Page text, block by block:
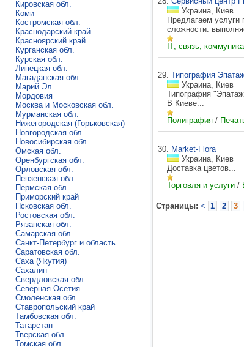
Кировская обл.
Коми
Костромская обл.
Краснодарский край
Красноярский край
Курганская обл.
Курская обл.
Липецкая обл.
Магаданская обл.
Марий Эл
Мордовия
Москва и Московская обл.
Мурманская обл.
Нижегородская (Горьковская)
Новгородская обл.
Новосибирская обл.
Омская обл.
Оренбургская обл.
Орловская обл.
Пензенская обл.
Пермская обл.
Приморский край
Псковская обл.
Ростовская обл.
Рязанская обл.
Самарская обл.
Санкт-Петербург и область
Саратовская обл.
Саха (Якутия)
Сахалин
Свердловская обл.
Северная Осетия
Смоленская обл.
Ставропольский край
Тамбовская обл.
Татарстан
Тверская обл.
Томская обл.
Украина, Киев
Предлагаем услуги
сложности.
IT, связь,
29. Типография
Украина, Киев
Типография
В Киеве...
Полиграфия /
30. Market-Flora
Украина, Киев
Доставка цветов...
Торговля и услуги /
Cтраницы: < 1 2 3